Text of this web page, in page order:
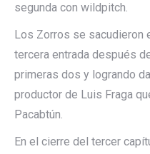
segunda con wildpitch.
Los Zorros se sacudieron
tercera entrada después
primeras dos y logrando
productor de Luis Fraga
Pacabtún.
En el cierre del tercer